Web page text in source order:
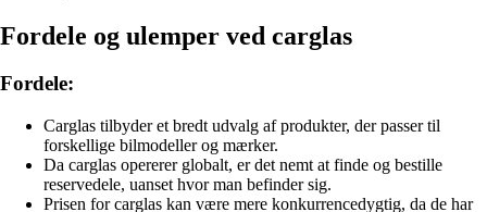
Fordele og ulemper ved carglas
Fordele:
Carglas tilbyder et bredt udvalg af produkter, der passer til
forskellige bilmodeller og mærker.
Da carglas opererer globalt, er det nemt at finde og bestille
reservedele, uanset hvor man befinder sig.
Prisen for carglas kan være mere konkurrencedygtig, da de har